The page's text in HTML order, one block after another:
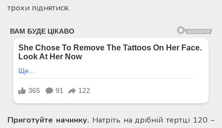
трохи піднятися.
Приготуйте начинку. Натріть на дрібній тертці 120 –